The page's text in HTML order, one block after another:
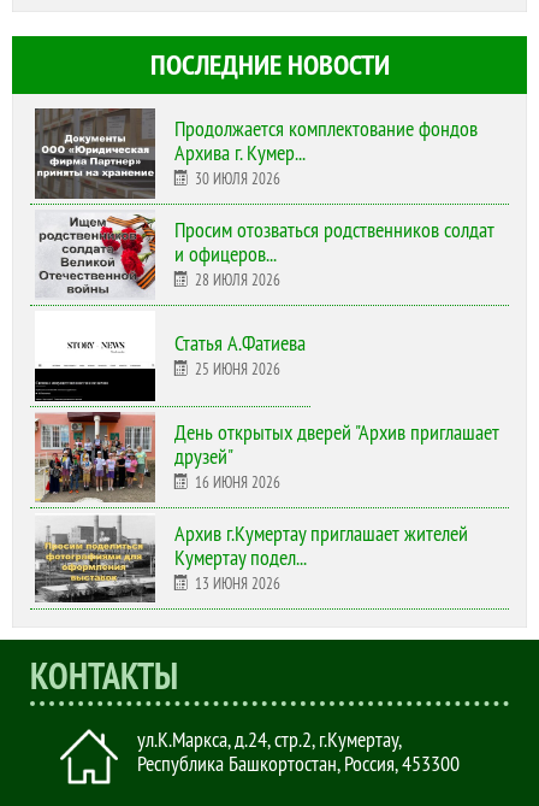
ПОСЛЕДНИЕ НОВОСТИ
Продолжается комплектование фондов
Архива г. Кумер...
30 ИЮЛЯ 2026
Просим отозваться родственников солдат
и офицеров...
28 ИЮЛЯ 2026
Статья А.Фатиева
25 ИЮНЯ 2026
День открытых дверей "Архив приглашает
друзей"
16 ИЮНЯ 2026
Архив г.Кумертау приглашает жителей
Кумертау подел...
13 ИЮНЯ 2026
КОНТАКТЫ
ул.К.Маркса, д.24, стр.2,г.Кумертау,
Республика Башкортостан, Россия,453300